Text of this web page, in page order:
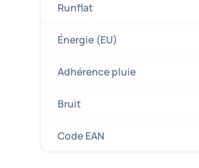
Runflat
Énergie (EU)
Adhérence pluie
Bruit
Code EAN